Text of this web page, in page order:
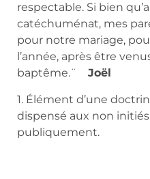
respectable. Si bien
catéchuménat, mes
pour notre mariage,
l’année, après être
baptême.¨ Joël
1. Élément d’une
dispensé aux non
publiquement.